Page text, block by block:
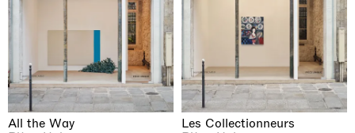
All the Way
Les Collectionneurs